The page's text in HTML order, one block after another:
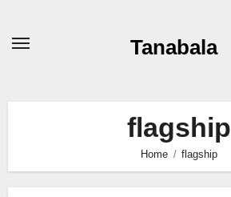
Tanabala
flagship
Home flagship